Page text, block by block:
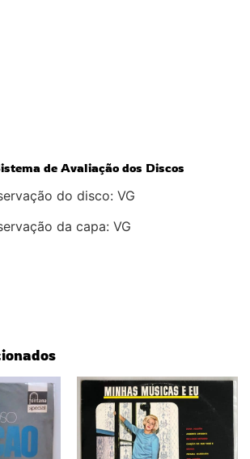
de Avaliação dos Discos
do disco: VG
da capa: VG